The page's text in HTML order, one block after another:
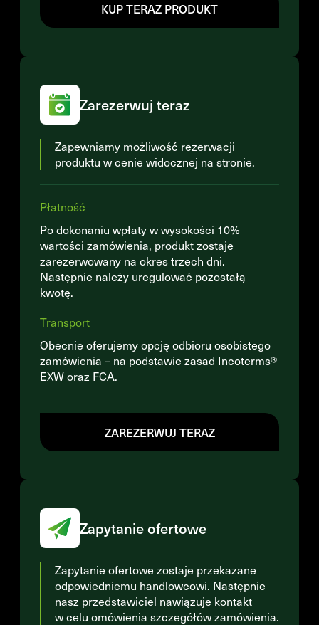
KUP TERAZ PRODUKT
Zarezerwuj teraz
Zapewniamy możliwość rezerwacji
produktu w cenie widocznej na stronie.
Płatność
Po dokonaniu wpłaty w wysokości 10%
wartości zamówienia, produkt zostaje
zarezerwowany na okres trzech dni.
Następnie należy uregulować pozostałą
kwotę.
Transport
Obecnie oferujemy opcję odbioru osobistego
zamówienia – na podstawie zasad Incoterms®
EXW oraz FCA.
ZAREZERWUJ TERAZ
Zapytanie ofertowe
Zapytanie ofertowe zostaje przekazane
odpowiedniemu handlowcowi. Następnie
nasz przedstawiciel nawiązuje kontakt
w celu omówienia szczegółów zamówienia.